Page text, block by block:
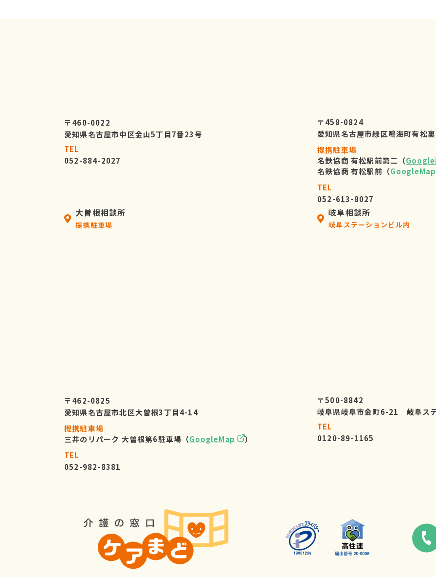
〒460-0022
愛知県名古屋市中区金山5丁目7番23号
TEL
052-884-2027
〒458-0824
愛知県名古屋市緑区鳴海町有松
提携駐車場
名鉄協商 有松駅前第二（
名鉄協商 有松駅前（GoogleMap
TEL
052-613-8027
大曽根相談所
提携駐車場
〒462-0825
愛知県名古屋市北区大曽根3丁目4-14
提携駐車場
三井のリパーク 大曽根第6駐車場（GoogleMap
）
TEL
052-982-8381
岐阜相談所
岐阜ステーションビル内
〒500-8842
岐阜県岐阜市金町6-21 岐阜ス
TEL
0120-89-1165